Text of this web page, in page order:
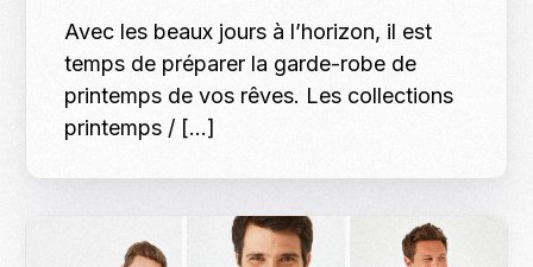
Avec les beaux jours à l’horizon, il est
temps de préparer la garde-robe de
printemps de vos rêves. Les collections
printemps / […]